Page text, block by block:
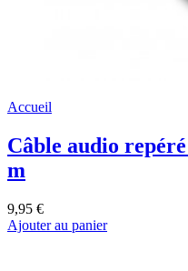
Accueil
Câble audio
m
9,95 €
Ajouter au panier